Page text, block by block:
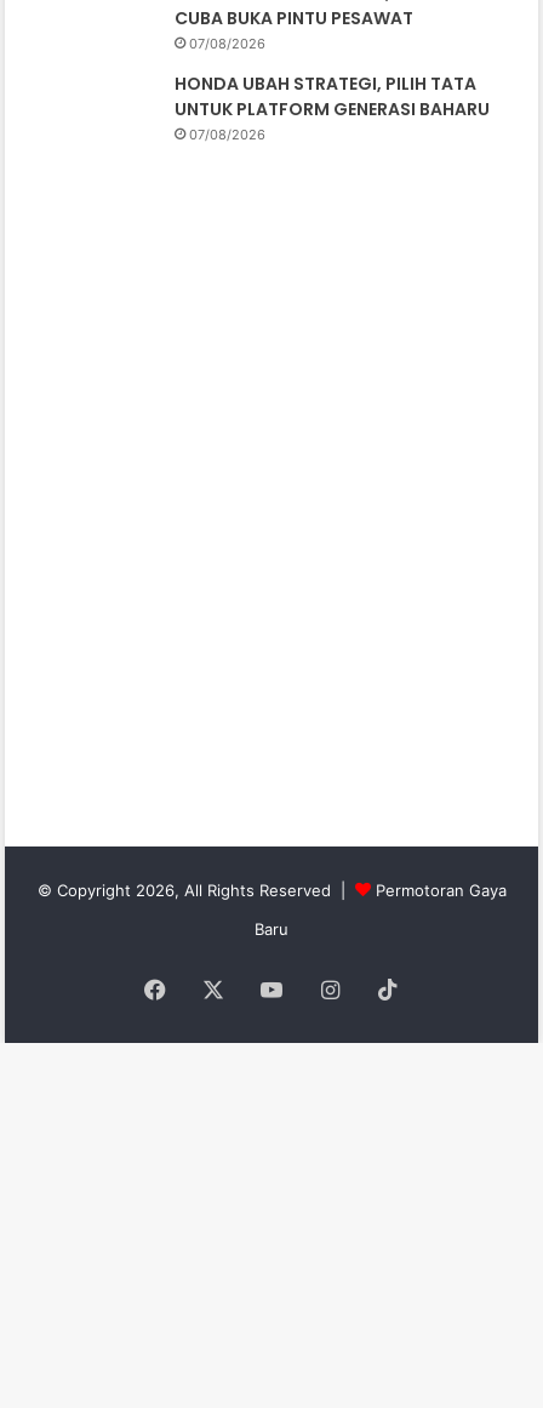
CUBA BUKA PINTU PESAWAT
07/08/2026
HONDA UBAH STRATEGI, PILIH TATA
UNTUK PLATFORM GENERASI BAHARU
07/08/2026
© Copyright 2026, All Rights Reserved |
Permotoran Gaya
Baru
Facebook YouTubeInstagram